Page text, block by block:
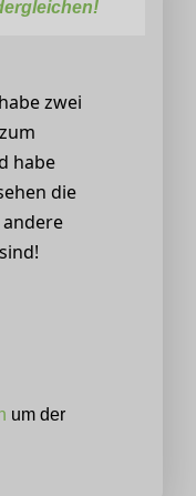
zwei
habe
die
um der